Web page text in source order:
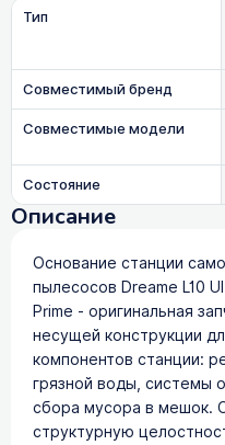
Тип
Совместимый бренд
Совместимые модели
Состояние
Описание
Основание станции
пылесосов Dreame L10
Prime - оригинальная
несущей конструкции
компонентов станции:
грязной воды, системы
сбора мусора в мешок.
структурную